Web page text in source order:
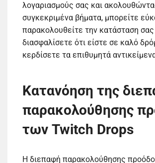
λογαριασμούς σας και
συγκεκριμένα βήματα, μπορείτε
παρακολουθείτε την κατάσταση σας
διασφαλίσετε ότι είστε σε καλό
κερδίσετε τα επιθυμητά
Κατανόηση της
παρακολούθησης
των Twitch Drops
Η διεπαφή παρακολούθησης